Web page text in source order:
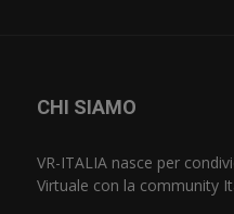
CHI SIAMO
VR-ITALIA nasce per
Virtuale con la community